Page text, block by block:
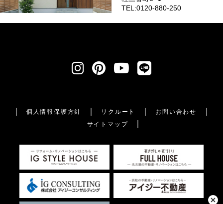
TEL:0120-880-250
個人情報保護方針 リクルート
お問い合わせ
サイトマップ